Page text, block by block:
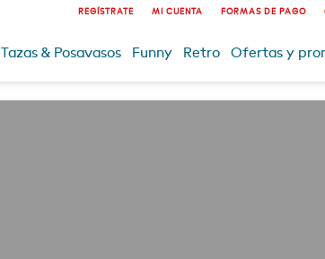
REGÍSTRATE MI CUENTA FORMAS DE PAGO
Tazas & Posavasos Funny Retro Ofertas y